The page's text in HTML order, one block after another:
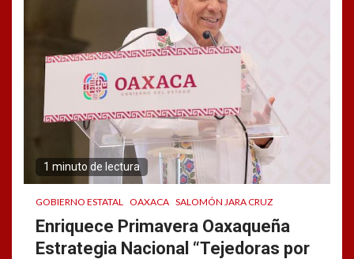
1 minuto de lectura
GOBIERNO ESTATAL OAXACA SALOMÓN JARA CRUZ
Enriquece Primavera Oaxaqueña
Estrategia Nacional “Tejedoras por